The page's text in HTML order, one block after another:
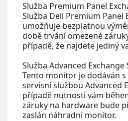
Služba Premium Panel
Služba Dell Premium Panel
umožňuje bezplatnou
době trvání omezené
případě, že najdete jediný
Služba Advanced Exchange
Tento monitor je dodáván
servisní službou Advanced
případě nutnosti vám
záruky na hardware bude
zaslán náhradní monitor.